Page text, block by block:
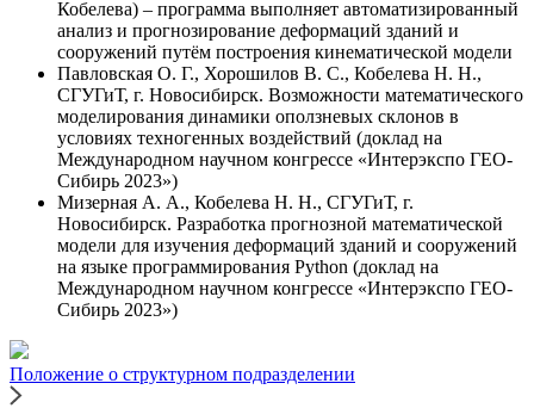
Кобелева) – программа выполняет автоматизированный
анализ и прогнозирование деформаций зданий и
сооружений путём построения кинематической модели
Павловская О. Г., Хорошилов В. С., Кобелева Н. Н.,
СГУГиТ, г. Новосибирск. Возможности математического
моделирования динамики оползневых склонов в
условиях техногенных воздействий (доклад на
Международном научном конгрессе «Интерэкспо ГЕО-
Сибирь 2023»)
Мизерная А. А., Кобелева Н. Н., СГУГиТ, г.
Новосибирск. Разработка прогнозной математической
модели для изучения деформаций зданий и сооружений
на языке программирования Python (доклад на
Международном научном конгрессе «Интерэкспо ГЕО-
Сибирь 2023»)
Положение о структурном подразделении